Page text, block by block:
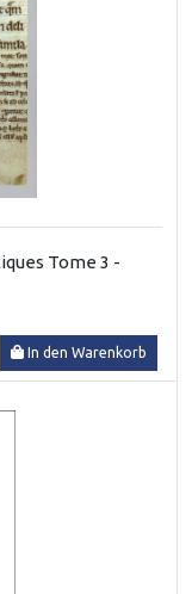
Tome 3 -
In den Warenkorb